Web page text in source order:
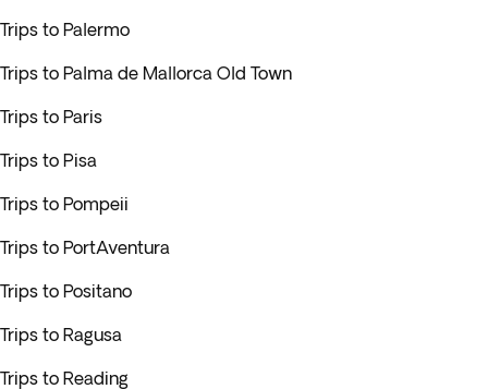
Trips to Palermo
Trips to Palma de Mallorca Old Town
Trips to Paris
Trips to Pisa
Trips to Pompeii
Trips to PortAventura
Trips to Positano
Trips to Ragusa
Trips to Reading